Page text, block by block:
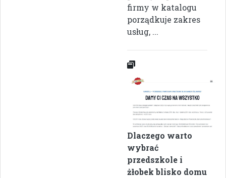
firmy w katalogu
porządkuje zakres
usług, ...
Dlaczego warto
wybrać
przedszkole i
żłobek blisko domu